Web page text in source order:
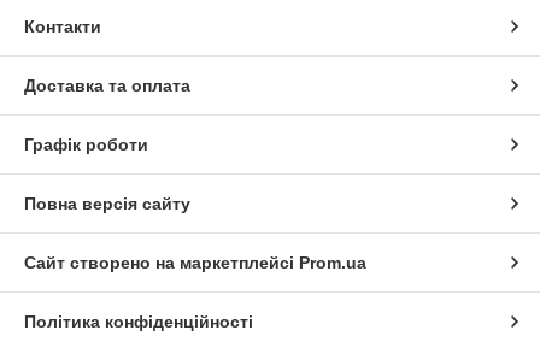
Контакти
Доставка та оплата
Графік роботи
Повна версія сайту
Сайт створено на маркетплейсі Prom.ua
Політика конфіденційності